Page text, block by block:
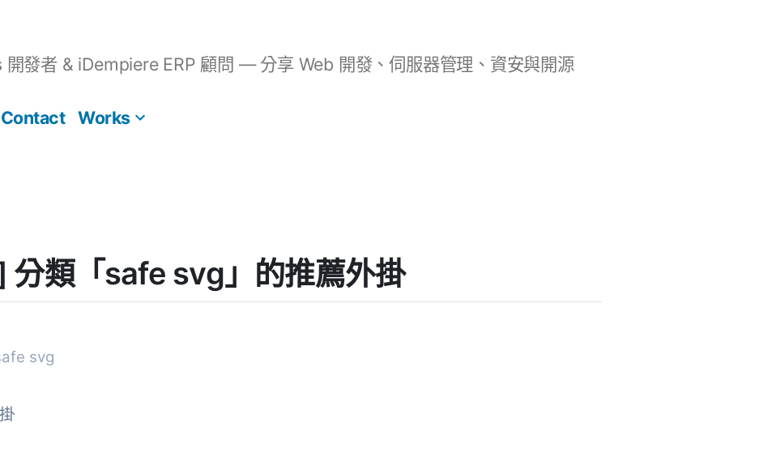
發者 & iDempiere ERP 顧問 — 分享 Web 開發、伺服器管理、資安與開源
Contact Works
類「safe svg」的推薦外掛
svg